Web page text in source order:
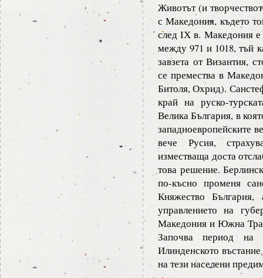
Животът (и
с Македония, където
след IХ в. Македония е
между 971 и 1018, тъй
завзета от Византия,
се премества в
Битоля, Охрид).
край на руско-
Велика България, в
западноевропейските
вече Русия,
изместваща доста
това решение.
по-късно променя
Княжество
управлението на
Македония и Южна
Започва период
Илинденското
на тези населени